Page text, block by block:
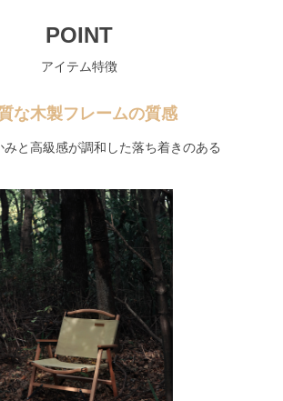
POINT
アイテム特徴
な木製フレームの質感
みと高級感が調和した落ち着きのある